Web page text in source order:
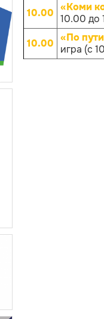
10.00 «Коми
10.00 до
10.00 «По
игра (с